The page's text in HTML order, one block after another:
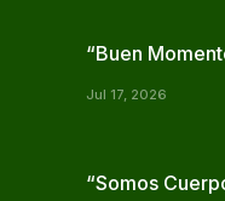
“Buen
Jul 17, 2026
“Somos